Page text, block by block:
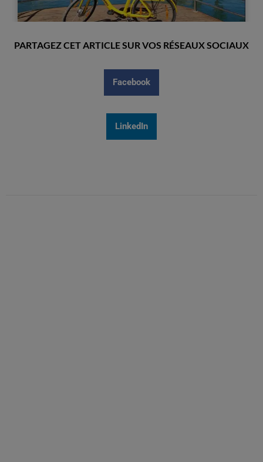
PARTAGEZ CET ARTICLE SUR VOS RÉSEAUX SOCIAUX
Facebook
LinkedIn